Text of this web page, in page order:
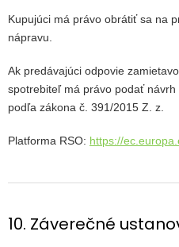
Kupujúci má právo obrátiť sa na
nápravu.
Ak predávajúci odpovie
spotrebiteľ má právo podať
podľa zákona č. 391/2015 Z. z.
Platforma RSO: https://
10. Záverečné